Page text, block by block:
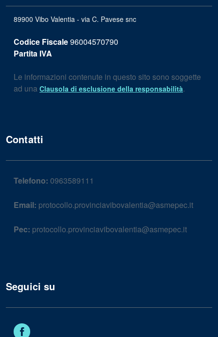
89900 Vibo Valentia - via C. Pavese snc
Codice Fiscale96004570790
Partita IVA
Le informazioni contenute in questo sito sono soggette
ad una Clausola di esclusione della responsabilità.
Contatti
Telefono: 0963589111
Email: protocollo.provinciavibovalentia@asmepec.it
Pec: protocollo.provinciavibovalentia@asmepec.it
Seguici su